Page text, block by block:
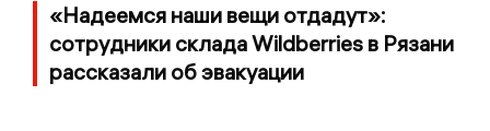
«Надеемся наши вещи отдадут»:
сотрудники склада Wildberries в Рязани
рассказали об эвакуации